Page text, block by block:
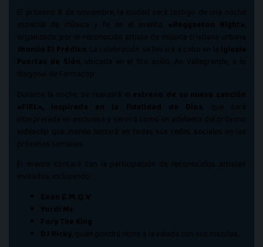
El próximo 8 de noviembre, la ciudad será testigo de una noche
especial de música y fe en el evento
«Reggaeton Night»
organizado por el reconocido artista de música cristiana urbana
Jhonilo El Prédiko . La celebración se llevará a cabo en la Iglesia
Puertas de Sión , ubicada en el 5to anillo, Av. Vallegrande, a lo
diagonal de Farmacop.
Durante la noche, se realizará el estreno de su nueva canción
«FIEL», inspirada en la fidelidad de Dios , que será
interpretada en exclusiva y servirá como un adelanto del próximo
videoclip que Jhonilo lanzará en todas sus redes sociales en las
próximas semanas.
El evento contará con la participación de reconocidos artistas
invitados, incluyendo:
Exon E.M.Q.V
Yordi Mc
Fory The King
DJ Ricky , quien pondrá ritmo a la velada con sus mezclas.